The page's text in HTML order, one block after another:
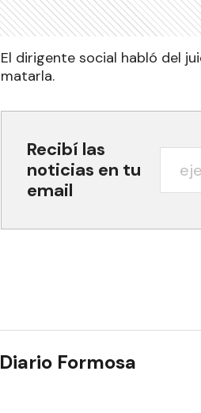
El dirigente social habló del
matarla.
Recibí las
noticias en tu
email
Diario Formosa